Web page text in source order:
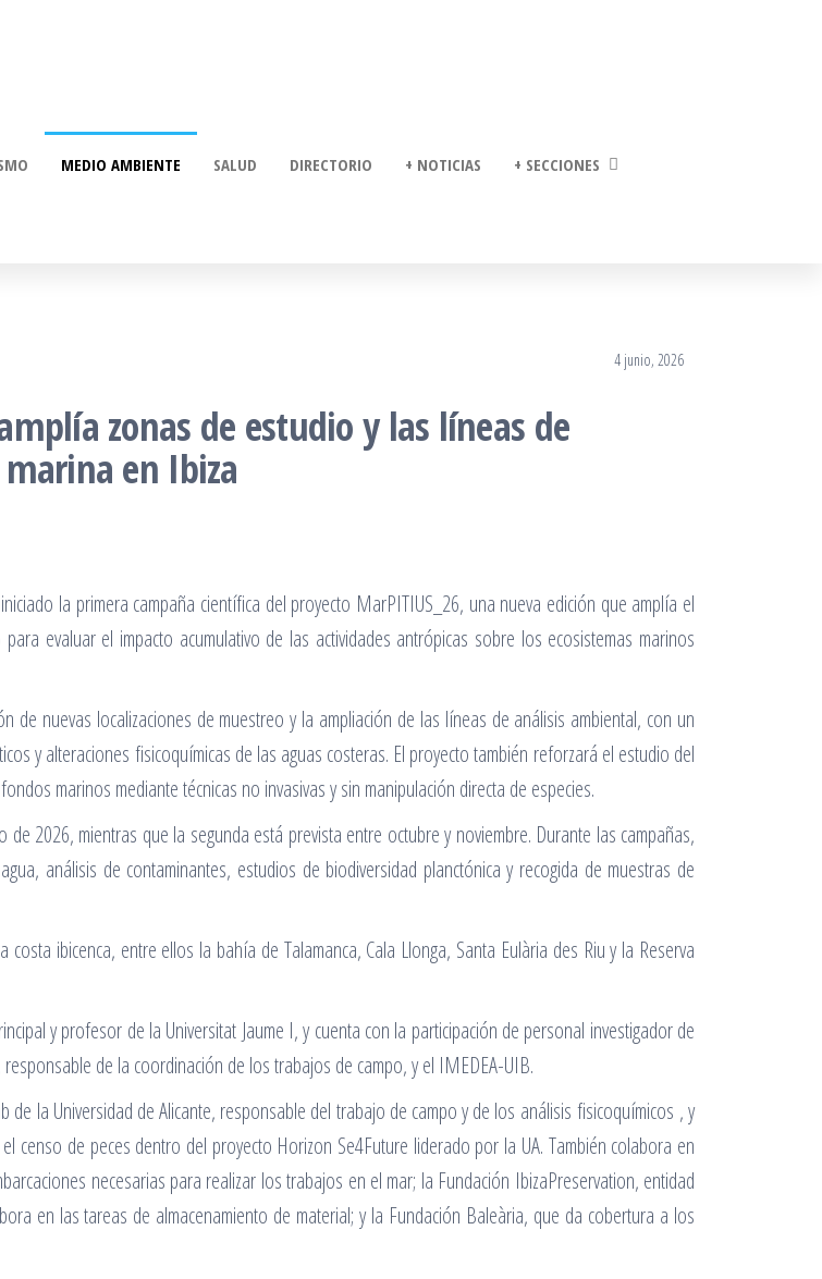
MEDIO AMBIENTE SALUD DIRECTORIO + NOTICIAS + SECCIONES
4 junio, 2026
zonas de estudio y las líneas de
en Ibiza
la primera campaña científica del proyecto MarPITIUS_26, una nueva edición que amplía el
evaluar el impacto acumulativo de las actividades antrópicas sobre los ecosistemas marinos
de nuevas localizaciones de muestreo y la ampliación de las líneas de análisis ambiental, con un
y alteraciones fisicoquímicas de las aguas costeras. El proyecto también reforzará el estudio del
marinos mediante técnicas no invasivas y sin manipulación directa de especies.
2026, mientras que la segunda está prevista entre octubre y noviembre. Durante las campañas,
análisis de contaminantes, estudios de biodiversidad planctónica y recogida de muestras de
ibicenca, entre ellos la bahía de Talamanca, Cala Llonga, Santa Eulària des Riu y la Reserva
y profesor de la Universitat Jaume I, y cuenta con la participación de personal investigador de
de la coordinación de los trabajos de campo, y el IMEDEA-UIB.
la Universidad de Alicante, responsable del trabajo de campo y de los análisis fisicoquímicos , y
de peces dentro del proyecto Horizon Se4Future liderado por la UA. También colabora en
necesarias para realizar los trabajos en el mar; la Fundación IbizaPreservation, entidad
en las tareas de almacenamiento de material; y la Fundación Baleària, que da cobertura a los